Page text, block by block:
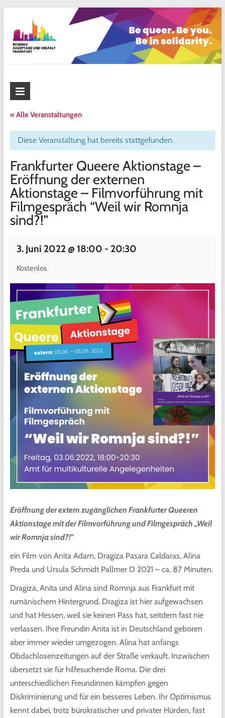
content
Bündnis Akzeptanz und Vielfalt
« Alle Veranstaltungen
Diese Veranstaltung hat bereits stattgefunden.
Frankfurter Queere Aktionstage –
Eröffnung der externen
Aktionstage – Filmvorführung mit
Filmgespräch “Weil wir Romnja
sind?!”
3. Juni 2022 @ 18:00 - 20:30
Kostenlos
Eröffnung der extern zugänglichen Frankfurter Queeren
Aktionstage mit der Filmvorführung und Filmgespräch „Weil
wir Romnja sind?!”
ein Film von Anita Adam, Dragiza Pasara Caldaras, Alina
Preda und Ursula Schmidt Pallmer D 2021 – ca. 87 Minuten.
Dragiza, Anita und Alina sind Romnja aus Frankfurt mit
rumänischem Hintergrund. Dragiza ist hier aufgewachsen
und hat Hessen, weil sie keinen Pass hat, seitdem fast nie
verlassen. Ihre Freundin Anita ist in Deutschland geboren
aber immer wieder umgezogen. Alina hat anfangs
Obdachlosenzeitungen auf der Straße verkauft. Inzwischen
übersetzt sie für hilfesuchende Roma. Die drei
unterschiedlichen Freundinnen kämpfen gegen
Diskriminierung und für ein besseres Leben. Ihr Optimismus
kennt dabei, trotz bürokratischer und privater Hürden, fast